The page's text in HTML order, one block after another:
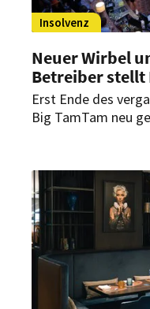
Insolvenz
Neuer Wirbel
Betreiber
Erst Ende des
Big TamTam neu
beantragt.